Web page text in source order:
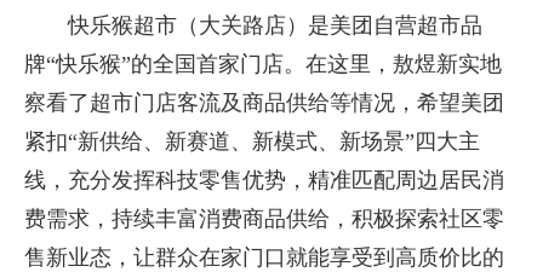
快乐猴超市（大关路店）是美团自营超市品
牌“快乐猴”的全国首家门店。在这里，敖煜新实地
察看了超市门店客流及商品供给等情况，希望美团
紧扣“新供给、新赛道、新模式、新场景”四大主
线，充分发挥科技零售优势，精准匹配周边居民消
费需求，持续丰富消费商品供给，积极探索社区零
售新业态，让群众在家门口就能享受到高质价比的